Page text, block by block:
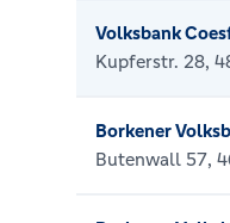
Volksbank
Kupferstr. 28,
Borkener
Butenwall 57,